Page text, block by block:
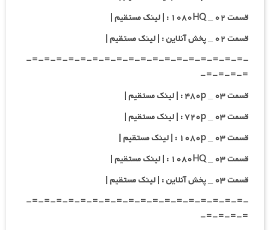
قسمت ۰۲ _ ۱۰۸۰HQ : | لینک مستقیم |
قسمت ۰۲ _ پخش آنلاین : | لینک مستقیم |
-=-=-=-=-=-=-=-=-=-=-=-=-=-=-=-=-=-=-
=-=-=-=-
قسمت ۰۳ _ ۴۸۰p : | لینک مستقیم |
قسمت ۰۳ _ ۷۲۰p : | لینک مستقیم |
قسمت ۰۳ _ ۱۰۸۰p : | لینک مستقیم |
قسمت ۰۳ _ ۱۰۸۰HQ : | لینک مستقیم |
قسمت ۰۳ _ پخش آنلاین : | لینک مستقیم |
-=-=-=-=-=-=-=-=-=-=-=-=-=-=-=-=-=-=-
=-=-=-=-